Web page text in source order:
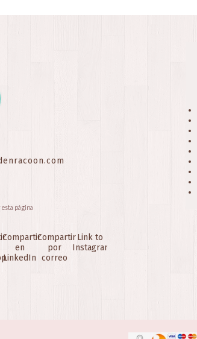
página
Compartir
en
LinkedIn
Compartir
por
correo
Link to
Instagram